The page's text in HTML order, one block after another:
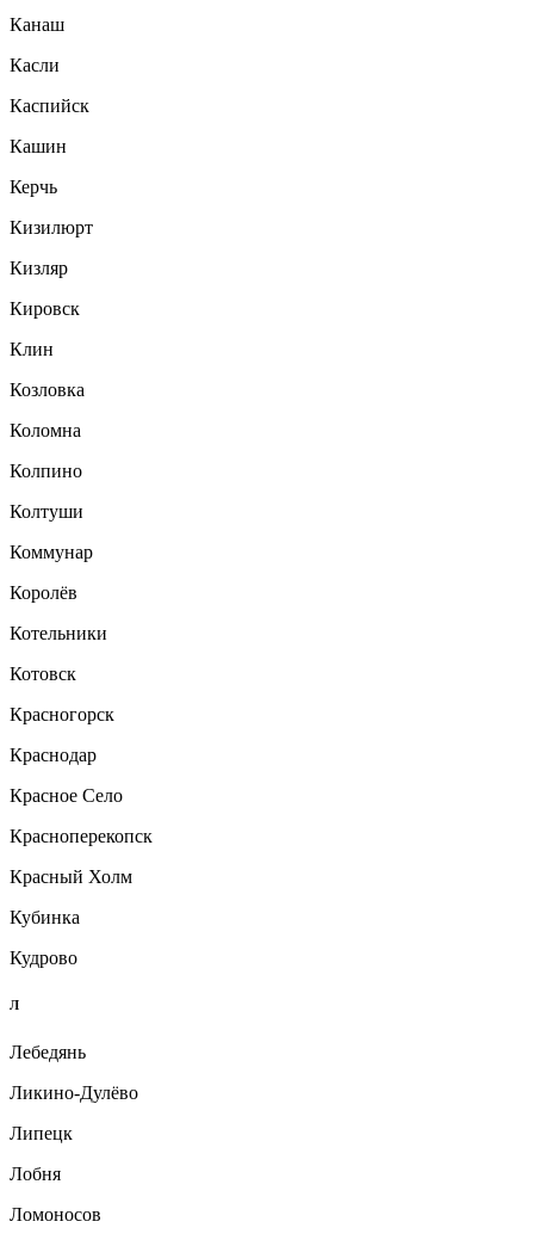
Канаш
Касли
Каспийск
Кашин
Керчь
Кизилюрт
Кизляр
Кировск
Клин
Козловка
Коломна
Колпино
Колтуши
Коммунар
Королёв
Котельники
Котовск
Красногорск
Краснодар
Красное Село
Красноперекопск
Красный Холм
Кубинка
Кудрово
Л
Лебедянь
Ликино-Дулёво
Липецк
Лобня
Ломоносов